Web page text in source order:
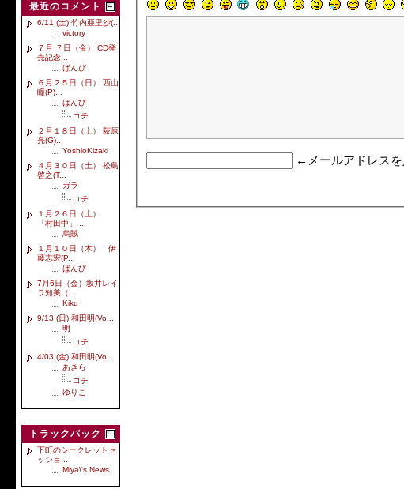
最近のコメント
6/11 (土) 竹内亜里沙(...
victory
７月 ７日（金） CD発
売記念...
ばんび
６月２５日（日） 西山
瞳(P)...
ばんび
コチ
２月１８日（土） 荻原
亮(G)...
YoshioKizaki
４月３０日（土） 松島
啓之(T...
ガラ
コチ
１月２６日（土）
「村田中」 ...
烏賊
１月１０日（木） 伊
藤志宏(P...
ばんび
7月6日（金）坂井レイ
ラ知美（...
Kiku
9/13 (日) 和田明(Vo...
明
コチ
4/03 (金) 和田明(Vo...
あきら
コチ
ゆりこ
トラックバック
下町のシークレットセ
ッショ...
Miya\'s News
←メールアドレスを